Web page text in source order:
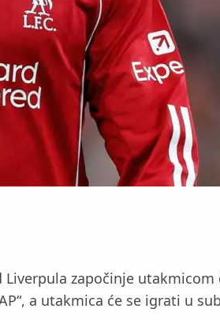
započinje
a utakmica će se igrati u